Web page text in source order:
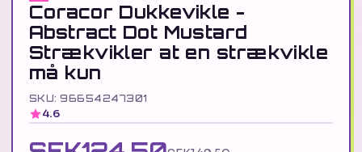
Coracor Dukkevikle -
Abstract Dot Mustard
Strækvikler at en strækvikle
må kun
SKU: 96654247301
4.6